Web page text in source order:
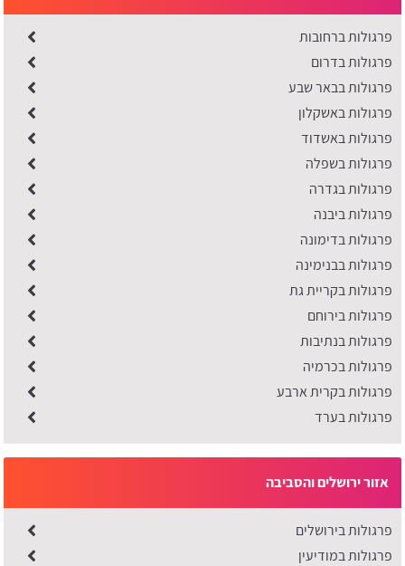
פרגולות ברחובות
פרגולות בדרום
פרגולות בבאר שבע
פרגולות באשקלון
פרגולות באשדוד
פרגולות בשפלה
פרגולות בגדרה
פרגולות ביבנה
פרגולות בדימונה
פרגולות בבנימינה
פרגולות בקריית גת
פרגולות בירוחם
פרגולות בנתיבות
פרגולות בכרמיה
פרגולות בקרית ארבע
פרגולות בערד
אזור ירושלים והסביבה
פרגולות בירושלים
פרגולות במודיעין